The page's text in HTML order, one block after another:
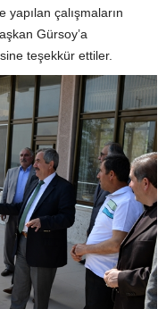
yapılan çalışmaların
Gürsoy’a
teşekkür ettiler.